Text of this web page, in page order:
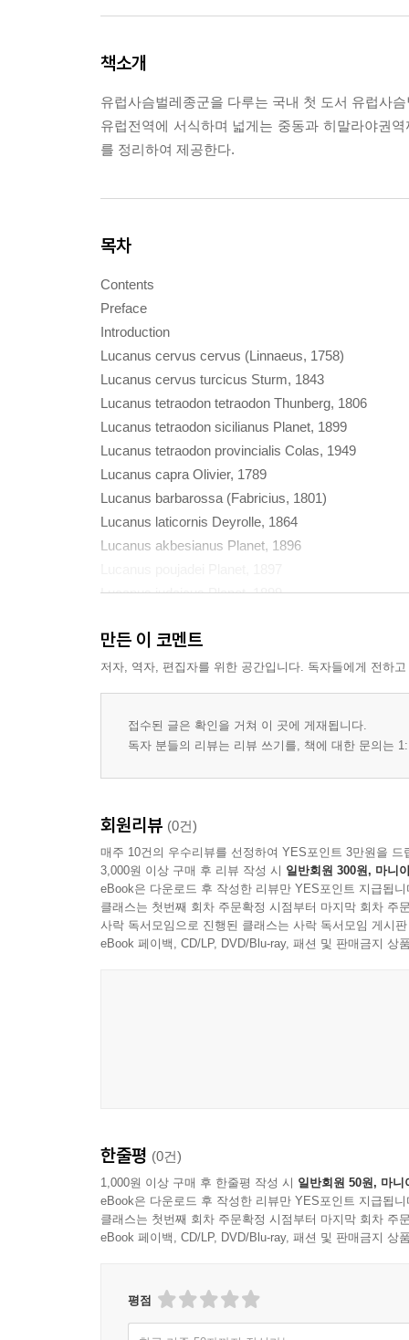
책소개
유럽사슴벌레종군을 다루는 국내 첫 도서 유럽사
유럽전역에 서식하며 넓게는 중동과 히말라야권
를 정리하여 제공한다.
목차
Contents
Preface
Introduction
Lucanus cervus cervus (Linnaeus, 1758)
Lucanus cervus turcicus Sturm, 1843
Lucanus tetraodon tetraodon Thunberg, 1806
Lucanus tetraodon sicilianus Planet, 1899
Lucanus tetraodon provincialis Colas, 1949
Lucanus capra Olivier, 1789
Lucanus barbarossa (Fabricius, 1801)
Lucanus laticornis Deyrolle, 1864
Lucanus akbesianus Planet, 1896
Lucanus judaicus Planet, 1899
Lucanus subvelutinus Motschulsky, 1870
Lucanus macrophyllus Kraatz, 1860
Lucanus fiedleri Schenk & Fiedler, 2020
Lucanus feglini Lacroix & Bomans, 1973
Lucanus deuvei (Lacroix, 1988)
Lucanus atratus Hope, 1831
Lucanus confusus (Boucher, 1994)
References
만든 이 코멘트
저자, 역자, 편집자를 위한 공간입니다. 독자들에게 전하
접수된 글은 확인을 거쳐 이 곳에 게재됩니다.
독자 분들의 리뷰는 리뷰 쓰기를, 책에 대한 문의는
회원리뷰 (0건)
매주 10건의 우수리뷰를 선정하여 YES포인트 3만원을 드
3,000원 이상 구매 후 리뷰 작성 시 일반회원 300원, 마니
eBook은 다운로드 후 작성한 리뷰만 YES포인트 지급됩니
클래스는 첫번째 회차 주문확정 시점부터 마지막 회차 주
사락 독서모임으로 진행된 클래스는 사락 독서모임 게시
eBook 페이백, CD/LP, DVD/Blu-ray, 패션 및 판매금지 상
한줄평 (0건)
1,000원 이상 구매 후 한줄평 작성 시 일반회원 50원, 마니
eBook은 다운로드 후 작성한 리뷰만 YES포인트 지급됩니
클래스는 첫번째 회차 주문확정 시점부터 마지막 회차 주
eBook 페이백, CD/LP, DVD/Blu-ray, 패션 및 판매금지 상
평점